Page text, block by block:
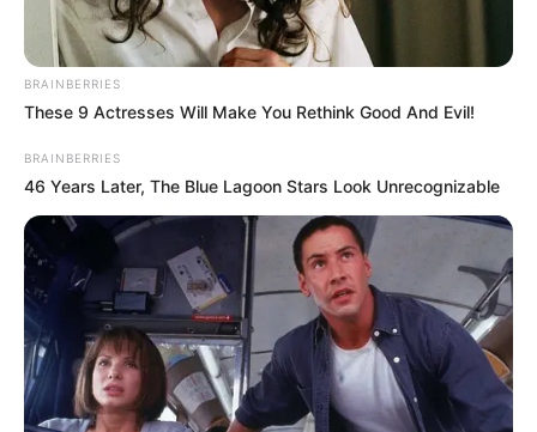
BRAINBERRIES
These 9 Actresses Will Make You Rethink Good And Evil!
BRAINBERRIES
46 Years Later, The Blue Lagoon Stars Look Unrecognizable